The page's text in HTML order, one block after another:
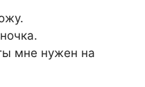
мне нужен на